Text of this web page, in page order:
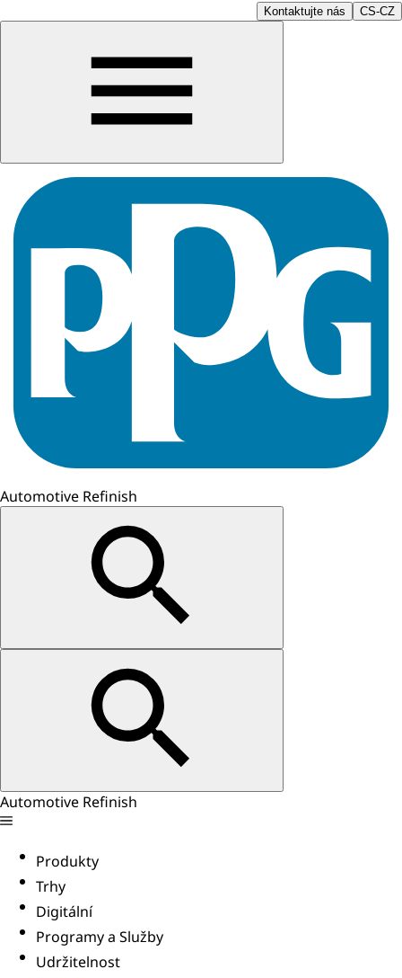
Kontaktujte nás CS-CZ
Automotive Refinish
Automotive Refinish
Produkty
Trhy
Digitální
Programy a Služby
Udržitelnost